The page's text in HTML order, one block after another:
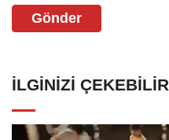
Gönder
İLGINIZI ÇEKEBILIR